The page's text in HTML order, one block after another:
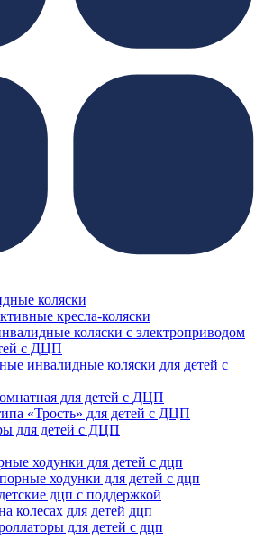
коляски
кресла-коляски
коляски с электроприводом
с ДЦП
инвалидные коляски для детей с
для детей с ДЦП
«Трость» для детей с ДЦП
для детей с ДЦП
ходунки для детей с дцп
ходунки для детей с дцп
дцп с поддержкой
колесах для детей дцп
для детей с дцп